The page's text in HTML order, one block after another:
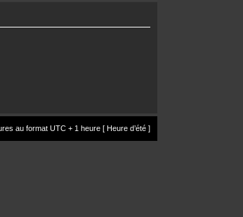
au format UTC + 1 heure [ Heure d’été ]